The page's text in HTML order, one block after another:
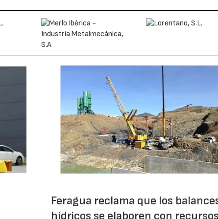
Feragua reclama que los
hídricos se elaboren con